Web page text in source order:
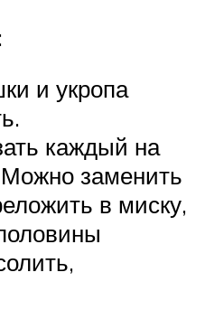
и укропа
каждый на
заменить
в миску,